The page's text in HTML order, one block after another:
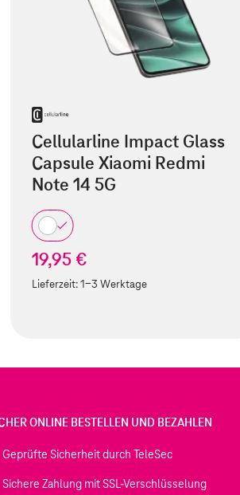
Cellularline Impact Glass
Capsule Xiaomi Redmi
Note 14 5G
19,95 €
Lieferzeit:1-3 Werktage
ONLINE BESTELLEN UND BEZAHLEN
Geprüfte Sicherheit durch TeleSec
Sichere Zahlung mit SSL-Verschlüsselung